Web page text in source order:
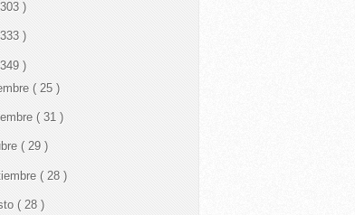
)
)
)
( 25 )
( 31 )
( 29 )
( 28 )
( 28 )